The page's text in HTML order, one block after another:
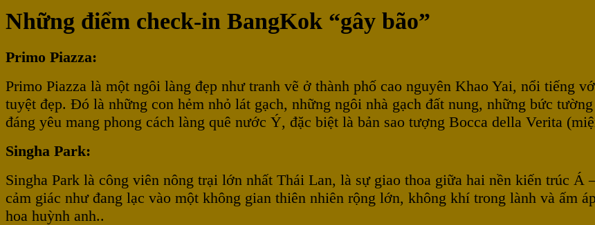
Những điểm check-in BangKok “gây bão”
Primo Piazza:
Primo Piazza là một ngôi làng đẹp như tranh vẽ ở thành phố cao nguyên Khao Yai, nổi tiếng
tuyệt đẹp. Đó là những con hẻm nhỏ lát gạch, những ngôi nhà gạch đất nung, những bức
đáng yêu mang phong cách làng quê nước Ý, đặc biệt là bản sao tượng Bocca della Verita
Singha Park:
Singha Park là công viên nông trại lớn nhất Thái Lan, là sự giao thoa giữa hai nền kiến trúc Á
cảm giác như đang lạc vào một không gian thiên nhiên rộng lớn, không khí trong lành và ấm
hoa huỳnh anh..